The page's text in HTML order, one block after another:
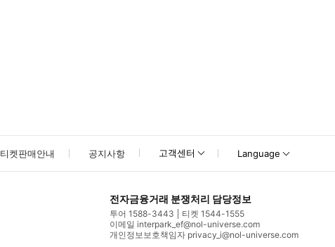
티켓판매안내 공지사항 고객센터 Language
전자금융거래 분쟁처리 담당정보
투어 1588-3443
티켓 1544-1555
이메일 interpark_ef@nol-universe.com
개인정보보호책임자 privacy_i@nol-universe.com